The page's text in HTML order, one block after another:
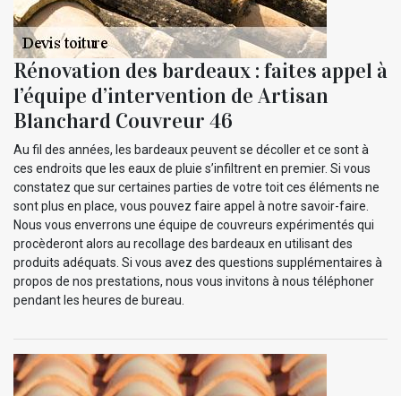
Rénovation des bardeaux : faites appel à
l’équipe d’intervention de Artisan
Blanchard Couvreur 46
Au fil des années, les bardeaux peuvent se décoller et ce sont à
ces endroits que les eaux de pluie s’infiltrent en premier. Si vous
constatez que sur certaines parties de votre toit ces éléments ne
sont plus en place, vous pouvez faire appel à notre savoir-faire.
Nous vous enverrons une équipe de couvreurs expérimentés qui
procèderont alors au recollage des bardeaux en utilisant des
produits adéquats. Si vous avez des questions supplémentaires à
propos de nos prestations, nous vous invitons à nous téléphoner
pendant les heures de bureau.